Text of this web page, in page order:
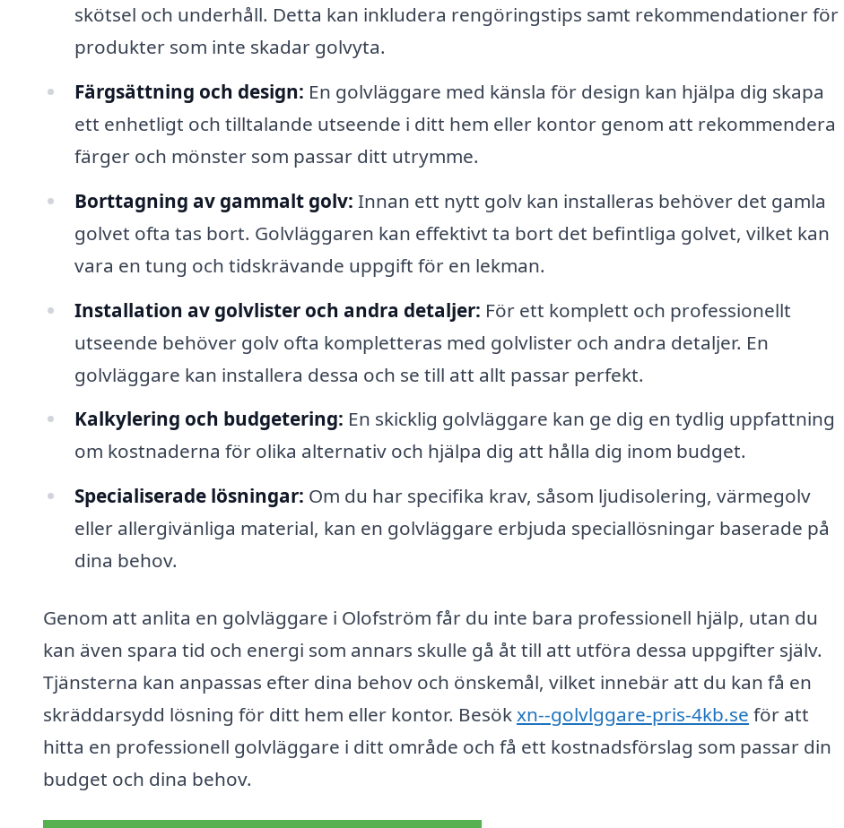
skötsel och underhåll. Detta kan inkludera rengöringstips samt rekommendationer för
produkter som inte skadar golvyta.
Färgsättning och design: En golvläggare med känsla för design kan hjälpa dig skapa
ett enhetligt och tilltalande utseende i ditt hem eller kontor genom att rekommendera
färger och mönster som passar ditt utrymme.
Borttagning av gammalt golv: Innan ett nytt golv kan installeras behöver det gamla
golvet ofta tas bort. Golvläggaren kan effektivt ta bort det befintliga golvet, vilket kan
vara en tung och tidskrävande uppgift för en lekman.
Installation av golvlister och andra detaljer: För ett komplett och professionellt
utseende behöver golv ofta kompletteras med golvlister och andra detaljer. En
golvläggare kan installera dessa och se till att allt passar perfekt.
Kalkylering och budgetering: En skicklig golvläggare kan ge dig en tydlig uppfattning
om kostnaderna för olika alternativ och hjälpa dig att hålla dig inom budget.
Specialiserade lösningar: Om du har specifika krav, såsom ljudisolering, värmegolv
eller allergivänliga material, kan en golvläggare erbjuda speciallösningar baserade på
dina behov.
Genom att anlita en golvläggare i Olofström får du inte bara professionell hjälp, utan du
kan även spara tid och energi som annars skulle gå åt till att utföra dessa uppgifter själv.
Tjänsterna kan anpassas efter dina behov och önskemål, vilket innebär att du kan få en
skräddarsydd lösning för ditt hem eller kontor. Besökxn--golvlggare-pris-4kb.se för att
hitta en professionell golvläggare i ditt område och få ett kostnadsförslag som passar din
budget och dina behov.